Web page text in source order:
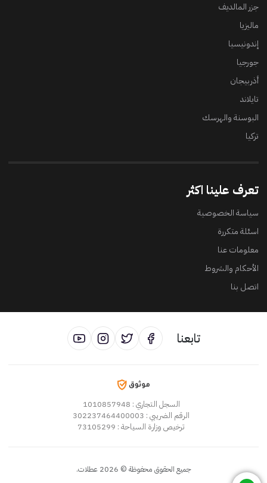
جزر المالديف
ماليزيا
إندونيسيا
جورجيا
أذربيجان
تايلاند
البوسنة والهرسك
تركيا
تعرف علينا اكثر
سياسة الخصوصية
اسئلة متكررة
معلومات عنا
الأحكام والشروط
اتصل بنا
تابعنا
السجل التجاري : 1010857948
الرقم الضريبي : 302237464400003
ترخيص وزارة السياحة : 73105299
جميع الحقوق محفوظة ©
2026 عطلات.